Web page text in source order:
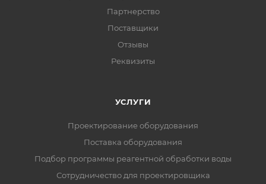
Партнерство
Поставщики
Отзывы
Реквизиты
УСЛУГИ
Проектирование оборудования
Поставка оборудования
Подбор программы реагентной обработки воды
Сотрудничество для проектировщика